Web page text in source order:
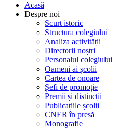
Acasă
Despre noi
Scurt istoric
Structura colegiului
Analiza activității
Directorii noștri
Personalul colegiului
Oameni ai școlii
Cartea de onoare
Șefi de promoție
Premii și distincții
Publicațiile școlii
CNER în presă
Monografie